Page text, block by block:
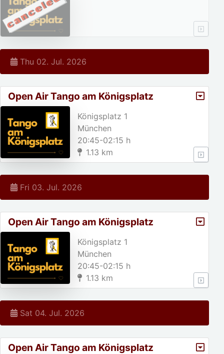
Thu 02. Jul. 2026
Open Air Tango am Königsplatz
Königsplatz 1
München
20:45-02:15 h
1.13 km
Fri 03. Jul. 2026
Open Air Tango am Königsplatz
Königsplatz 1
München
20:45-02:15 h
1.13 km
Sat 04. Jul. 2026
Open Air Tango am Königsplatz